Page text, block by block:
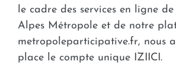
le cadre des services en ligne
Alpes Métropole et de notre
metropoleparticipative.fr, nous
place le compte unique IZIICI.